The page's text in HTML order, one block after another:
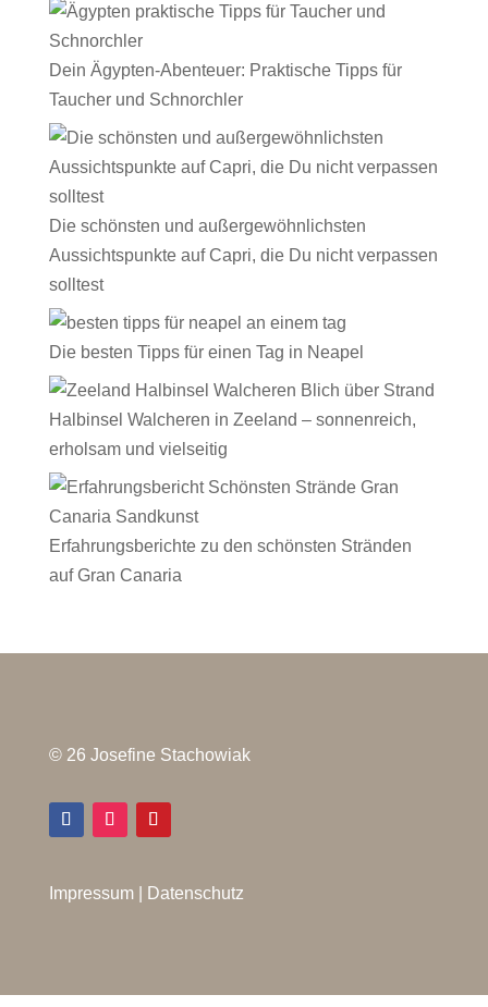
Dein Ägypten-Abenteuer: Praktische Tipps für
Taucher und Schnorchler
Die schönsten und außergewöhnlichsten
Aussichtspunkte auf Capri, die Du nicht verpassen
solltest
Die besten Tipps für einen Tag in Neapel
Halbinsel Walcheren in Zeeland – sonnenreich,
erholsam und vielseitig
Erfahrungsberichte zu den schönsten Stränden
auf Gran Canaria
© 26 Josefine Stachowiak
Impressum| Datenschutz